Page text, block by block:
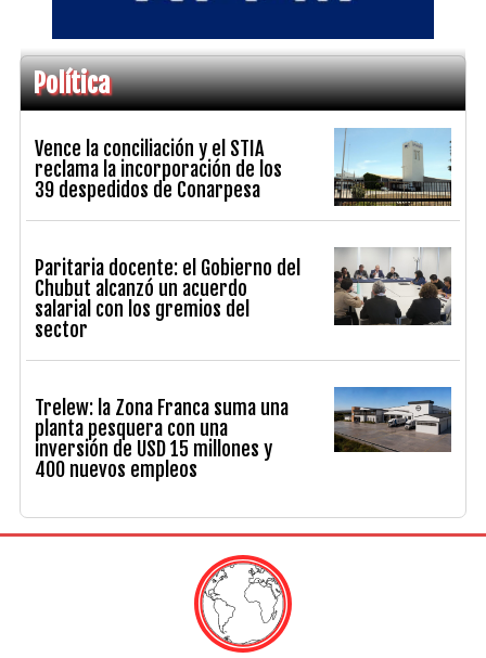
Política
Vence la conciliación y el STIA
reclama la incorporación de los
39 despedidos de Conarpesa
Paritaria docente: el Gobierno del
Chubut alcanzó un acuerdo
salarial con los gremios del
sector
Trelew: la Zona Franca suma una
planta pesquera con una
inversión de USD 15 millones y
400 nuevos empleos